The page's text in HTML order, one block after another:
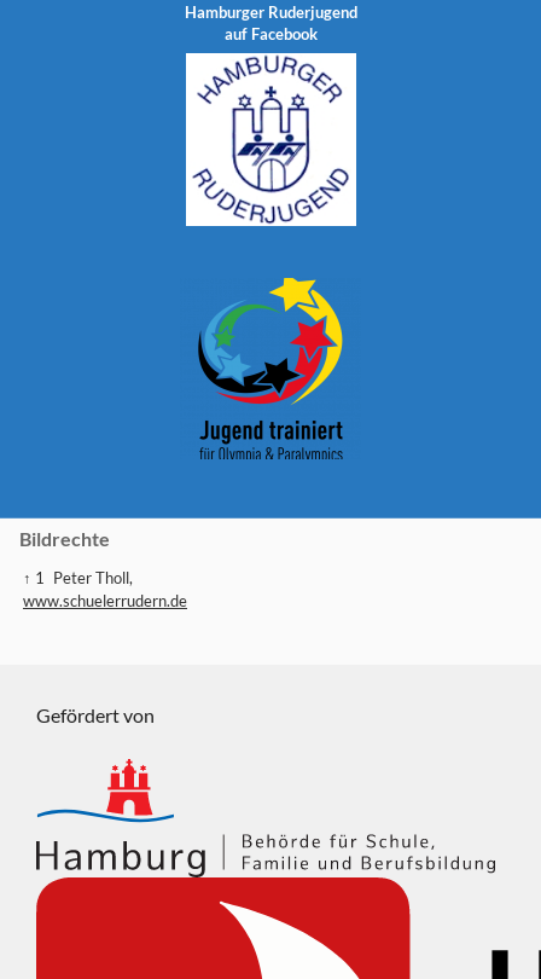
Hamburger Ruderjugend
auf Facebook
Bildrechte
↑ 1
Peter Tholl,
www.schuelerrudern.de
Gefördert von